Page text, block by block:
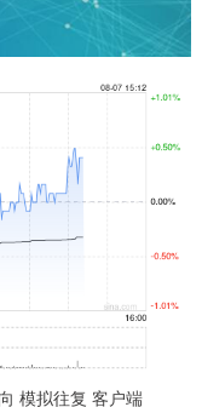
模拟往复 客户端